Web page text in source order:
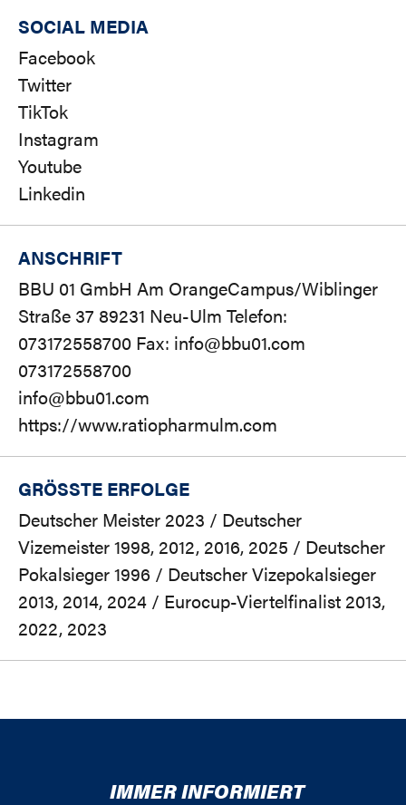
SOCIAL MEDIA
Facebook
Twitter
TikTok
Instagram
Youtube
Linkedin
ANSCHRIFT
BBU 01 GmbH Am OrangeCampus/Wiblinger
Straße 37 89231 Neu-Ulm Telefon:
073172558700 Fax: info@bbu01.com
073172558700
info@bbu01.com
https://www.ratiopharmulm.com
GRÖSSTE ERFOLGE
Deutscher Meister 2023 / Deutscher
Vizemeister 1998, 2012, 2016, 2025 / Deutscher
Pokalsieger 1996 / Deutscher Vizepokalsieger
2013, 2014, 2024 / Eurocup-Viertelfinalist 2013,
2022, 2023
IMMER INFORMIERT